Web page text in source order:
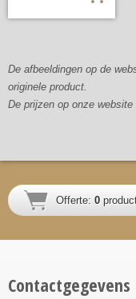
De afbeeldingen op de
originele product.
De prijzen op onze
Offerte: 0
Contactgegevens